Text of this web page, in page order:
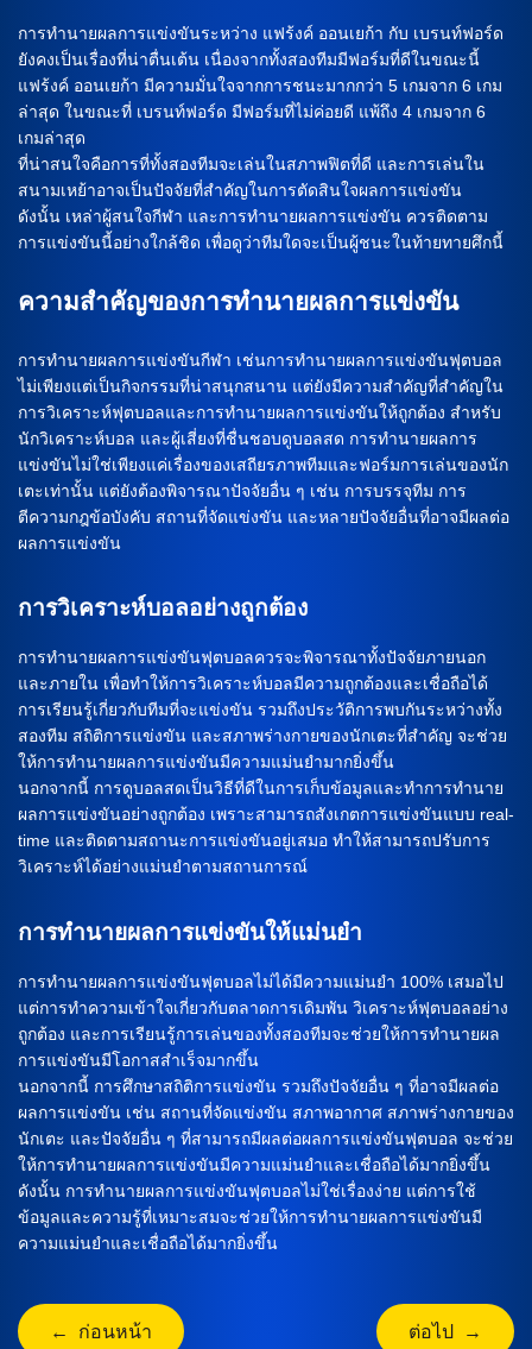
การทำนายผลการแข่งขันระหว่าง แฟร้งค์ ออนเยก้า กับ เบรนท์ฟอร์ด
ยังคงเป็นเรื่องที่น่าตื่นเต้น เนื่องจากทั้งสองทีมมีฟอร์มที่ดีในขณะนี้
แฟร้งค์ ออนเยก้า มีความมั่นใจจากการชนะมากกว่า 5 เกมจาก 6 เกม
ล่าสุด ในขณะที่ เบรนท์ฟอร์ด มีฟอร์มที่ไม่ค่อยดี แพ้ถึง 4 เกมจาก 6
เกมล่าสุด
ที่น่าสนใจคือการที่ทั้งสองทีมจะเล่นในสภาพฟิตที่ดี และการเล่นใน
สนามเหย้าอาจเป็นปัจจัยที่สำคัญในการตัดสินใจผลการแข่งขัน
ดังนั้น เหล่าผู้สนใจกีฬา และการทำนายผลการแข่งขัน ควรติดตาม
การแข่งขันนี้อย่างใกล้ชิด เพื่อดูว่าทีมใดจะเป็นผู้ชนะในท้ายทายศึกนี้
ความสำคัญของการทำนายผลการแข่งขัน
การทำนายผลการแข่งขันกีฬา เช่นการทำนายผลการแข่งขันฟุตบอล
ไม่เพียงแต่เป็นกิจกรรมที่น่าสนุกสนาน แต่ยังมีความสำคัญที่สำคัญใน
การวิเคราะห์ฟุตบอลและการทำนายผลการแข่งขันให้ถูกต้อง สำหรับ
นักวิเคราะห์บอล และผู้เสี่ยงที่ชื่นชอบดูบอลสด การทำนายผลการ
แข่งขันไม่ใช่เพียงแค่เรื่องของเสถียรภาพทีมและฟอร์มการเล่นของนัก
เตะเท่านั้น แต่ยังต้องพิจารณาปัจจัยอื่น ๆ เช่น การบรรจุทีม การ
ตีความกฎข้อบังคับ สถานที่จัดแข่งขัน และหลายปัจจัยอื่นที่อาจมีผลต่อ
ผลการแข่งขัน
การวิเคราะห์บอลอย่างถูกต้อง
การทำนายผลการแข่งขันฟุตบอลควรจะพิจารณาทั้งปัจจัยภายนอก
และภายใน เพื่อทำให้การวิเคราะห์บอลมีความถูกต้องและเชื่อถือได้
การเรียนรู้เกี่ยวกับทีมที่จะแข่งขัน รวมถึงประวัติการพบกันระหว่างทั้ง
สองทีม สถิติการแข่งขัน และสภาพร่างกายของนักเตะที่สำคัญ จะช่วย
ให้การทำนายผลการแข่งขันมีความแม่นยำมากยิ่งขึ้น
นอกจากนี้ การดูบอลสดเป็นวิธีที่ดีในการเก็บข้อมูลและทำการทำนาย
ผลการแข่งขันอย่างถูกต้อง เพราะสามารถสังเกตการแข่งขันแบบ real-
time และติดตามสถานะการแข่งขันอยู่เสมอ ทำให้สามารถปรับการ
วิเคราะห์ได้อย่างแม่นยำตามสถานการณ์
การทำนายผลการแข่งขันให้แม่นยำ
การทำนายผลการแข่งขันฟุตบอลไม่ได้มีความแม่นยำ 100% เสมอไป
แต่การทำความเข้าใจเกี่ยวกับตลาดการเดิมพัน วิเคราะห์ฟุตบอลอย่าง
ถูกต้อง และการเรียนรู้การเล่นของทั้งสองทีมจะช่วยให้การทำนายผล
การแข่งขันมีโอกาสสำเร็จมากขึ้น
นอกจากนี้ การศึกษาสถิติการแข่งขัน รวมถึงปัจจัยอื่น ๆ ที่อาจมีผลต่อ
ผลการแข่งขัน เช่น สถานที่จัดแข่งขัน สภาพอากาศ สภาพร่างกายของ
นักเตะ และปัจจัยอื่น ๆ ที่สามารถมีผลต่อผลการแข่งขันฟุตบอล จะช่วย
ให้การทำนายผลการแข่งขันมีความแม่นยำและเชื่อถือได้มากยิ่งขึ้น
ดังนั้น การทำนายผลการแข่งขันฟุตบอลไม่ใช่เรื่องง่าย แต่การใช้
ข้อมูลและความรู้ที่เหมาะสมจะช่วยให้การทำนายผลการแข่งขันมี
ความแม่นยำและเชื่อถือได้มากยิ่งขึ้น
← ก่อนหน้า ต่อไป →